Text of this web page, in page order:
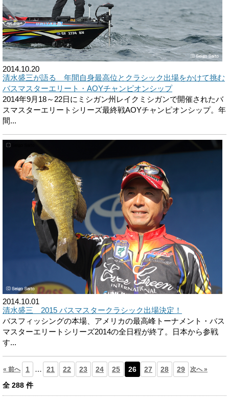
2014.10.20
清水盛三が語る 年間自身最高位とクラシック出場をかけて挑む
バスマスターエリート・AOYチャンピオンシップ
2014年9月18～22日にミシガン州レイクミシガンで開催されたバ
スマスターエリートシリーズ最終戦AOYチャンピオンシップ。年
間...
2014.10.01
清水盛三 2015 バスマスタークラシック出場決定！
バスフィッシングの本場、アメリカの最高峰トーナメント・バス
マスターエリートシリーズ2014の全日程が終了。日本から参戦
す...
« 前へ 1 … 21 22 23 24 25 26 27 28 29 次へ »
全 288 件